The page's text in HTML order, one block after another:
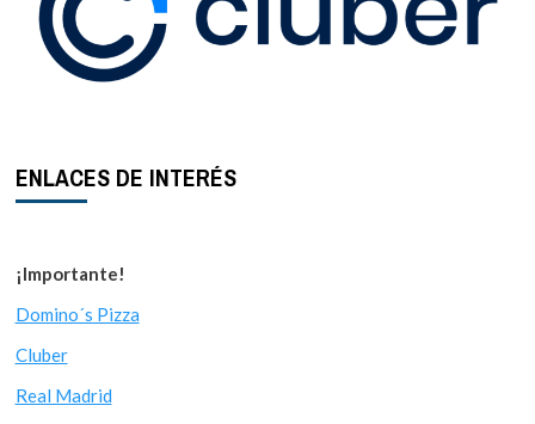
ENLACES DE INTERÉS
¡Importante!
Domino´s Pizza
Cluber
Real Madrid